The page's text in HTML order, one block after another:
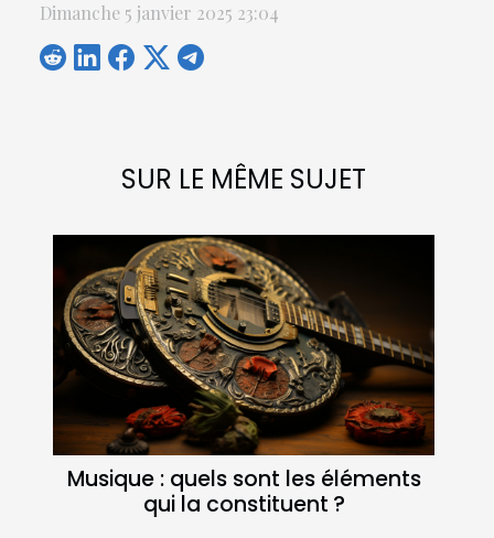
SUR LE MÊME SUJET
Musique : quels sont les éléments
qui la constituent ?
Dimanche 5 janvier 2025 23:04